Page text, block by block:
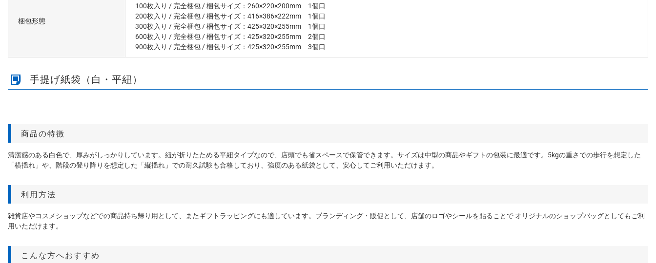
梱包形態
100枚入り / 完全梱包 / 梱包サイズ：260×220×200mm 1個口
200枚入り / 完全梱包 / 梱包サイズ：416×386×222mm 1個口
300枚入り / 完全梱包 / 梱包サイズ：425×320×255mm 1個口
600枚入り / 完全梱包 / 梱包サイズ：425×320×255mm 2個口
900枚入り / 完全梱包 / 梱包サイズ：425×320×255mm 3個口
手提げ紙袋（白・平紐）
商品の特徴
清潔感のある白色で、厚みがしっかりしています。紐が折りたためる平紐タイプなので、店頭でも省スペースで保管できます。サイズは中型の商品やギフトの包装に最適です。5kgの重さでの歩行を想定した
「横揺れ」や、階段の登り降りを想定した「縦揺れ」での耐久試験も合格しており、強度のある紙袋として、安心してご利用いただけます。
利用方法
雑貨店やコスメショップなどでの商品持ち帰り用として、またギフトラッピングにも適しています。ブランディング・販促として、店舗のロゴやシールを貼ることで オリジナルのショップバッグとしてもご利
用いただけます。
こんな方へおすすめ